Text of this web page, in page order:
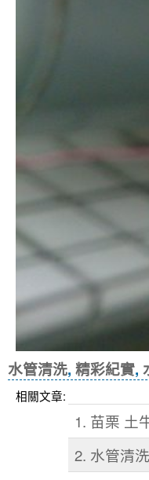
水管清洗, 精彩紀實,
相關文章:
1. 苗栗 土
2. 水管清